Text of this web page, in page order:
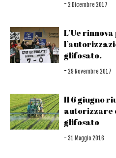
- 2 Dicembre 2017
L’Ue
glifosato.
- 29 Novembre 2017
Il 6 giugno
autorizzare
glifosato
- 31 Maggio 2016